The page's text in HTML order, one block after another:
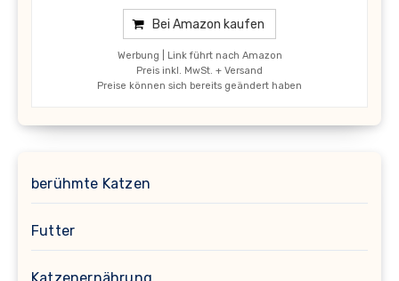
Bei Amazon kaufen
Werbung | Link führt nach Amazon
Preis inkl. MwSt. + Versand
Preise können sich bereits geändert haben
berühmte Katzen
Futter